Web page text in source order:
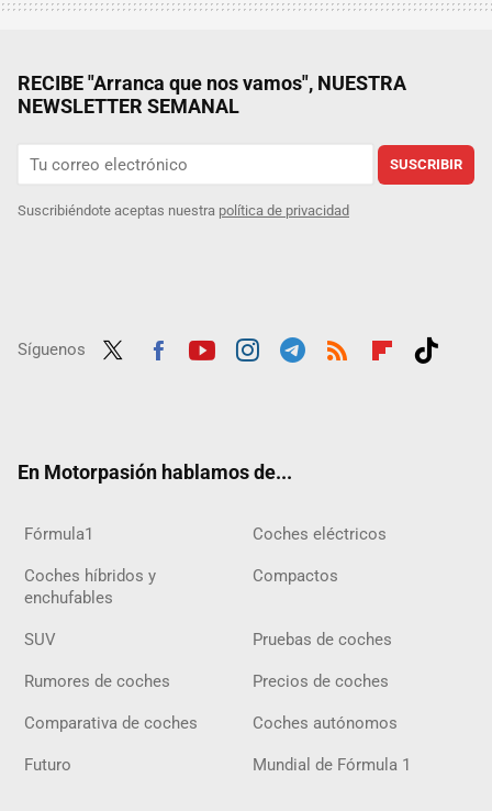
RECIBE "Arranca que nos vamos", NUESTRA
NEWSLETTER SEMANAL
SUSCRIBIR
Suscribiéndote aceptas nuestra política de privacidad
Síguenos
En Motorpasión hablamos de...
Fórmula1 Coches eléctricos
Coches híbridos y
enchufables
Compactos
SUV Pruebas de coches
Rumores de coches Precios de coches
Comparativa de coches Coches autónomos
Futuro Mundial de Fórmula 1